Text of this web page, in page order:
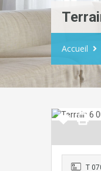
Accueil
T